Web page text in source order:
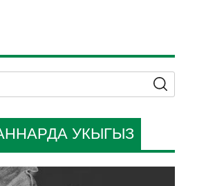
УКЫГЫЗ